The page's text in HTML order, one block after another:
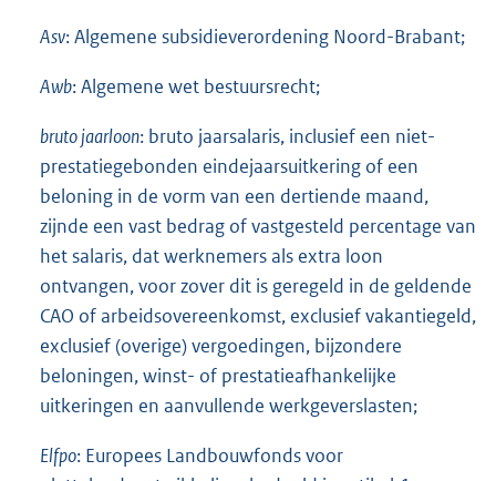
Asv: Algemene subsidieverordening Noord-Brabant;
Awb: Algemene wet bestuursrecht;
bruto jaarloon: bruto jaarsalaris, inclusief een niet-
prestatiegebonden eindejaarsuitkering of een
beloning in de vorm van een dertiende maand,
zijnde een vast bedrag of vastgesteld percentage van
het salaris, dat werknemers als extra loon
ontvangen, voor zover dit is geregeld in de geldende
CAO of arbeidsovereenkomst, exclusief vakantiegeld,
exclusief (overige) vergoedingen, bijzondere
beloningen, winst- of prestatieafhankelijke
uitkeringen en aanvullende werkgeverslasten;
Elfpo: Europees Landbouwfonds voor